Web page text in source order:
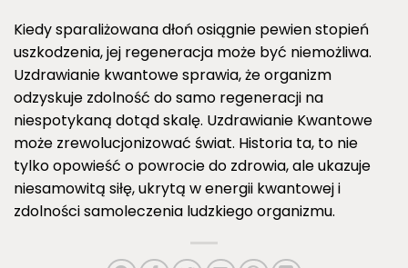
Kiedy sparaliżowana dłoń osiągnie pewien stopień
uszkodzenia, jej regeneracja może być niemożliwa.
Uzdrawianie kwantowe sprawia, że organizm
odzyskuje zdolność do samo regeneracji na
niespotykaną dotąd skalę. Uzdrawianie Kwantowe
może zrewolucjonizować świat. Historia ta, to nie
tylko opowieść o powrocie do zdrowia, ale ukazuje
niesamowitą siłę, ukrytą w energii kwantowej i
zdolności samoleczenia ludzkiego organizmu.